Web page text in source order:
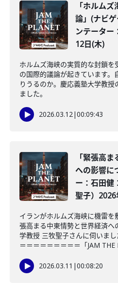
「ホルム
論」(ナビ
ンテーター
12日(木)
ホルムズ海峡の実質的な封鎖を
の国際的議論が起きています。
りうるのか。慶応義塾大学教
ました。
2026.03.12|00:09:43
「緊張高
への影響に
ー：石田健
聖子）
イランがホルムズ海峡に機雷
張高まる中東情勢と世界経済へ
学教授 三牧聖子さんに伺いま
＝＝＝＝＝＝＝＝＝「JAM THE
2026.03.11 |00:08:20